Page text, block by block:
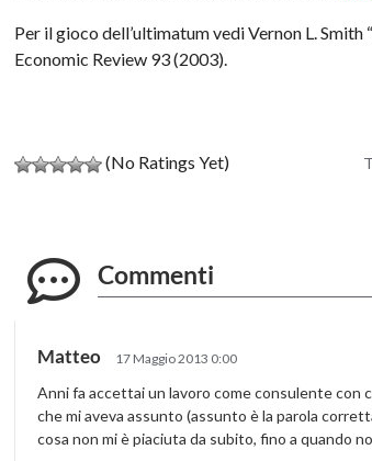
Per il gioco dell’ultimatum vedi Vernon L.
Economic Review 93 (2003).
(No Ratings Yet)
Commenti
Matteo 17 Maggio 2013 0:00
Anni fa accettai un lavoro come consulente con
che mi aveva assunto (assunto è la parola
cosa non mi è piaciuta da subito, fino a quando